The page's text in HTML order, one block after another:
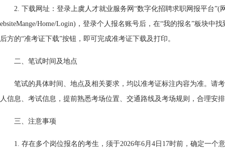
2. 下载网址：登录上虞人才就业服务网“数字化招聘求职网报平台”(
ebsiteMange/Home/Login)，登录个人报名账号后，在“我的报名”板块中
后方的“准考证下载”按钮，即可完成准考证下载及打印。
二、笔试时间及地点
笔试的具体时间、地点及相关要求，均以准考证标注内容为准。请
人信息、考试信息，提前熟悉考场位置、交通路线及考场规则，合理安
三、注意事项
1. 存在多个岗位报名的考生，须于2026年6月4日17时前，确定一个